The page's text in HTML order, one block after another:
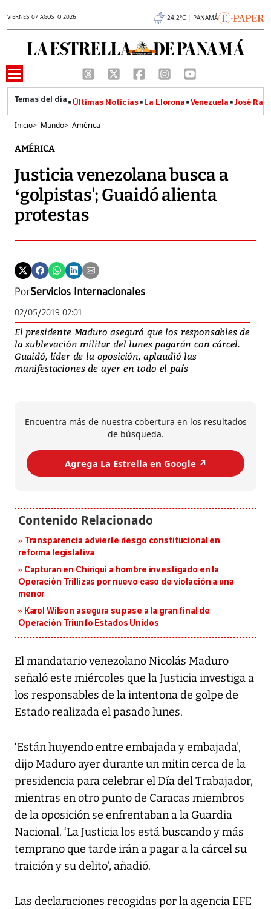
VIERNES 07 AGOSTO 2026 24.2°C | PANAMÁ
Últimas Noticias La Llorona Venezuela José
Inicio> Mundo> América
AMÉRICA
Justicia venezolana busca a
‘golpistas'; Guaidó alienta
protestas
PorServicios Internacionales
02/05/2019 02:01
El presidente Maduro aseguró que los responsables de
la sublevación militar del lunes pagarán con cárcel.
Guaidó, líder de la oposición, aplaudió las
manifestaciones de ayer en todo el país
Encuentra más de nuestra cobertura en los resultados
de búsqueda.
Agrega La Estrella en Google ↗️
Transparencia advierte riesgo constitucional en
reforma legislativa
Capturan en Chiriquí a hombre investigado en la
Operación Trillizas por nuevo caso de violación a una
menor
Karol Wilson asegura su pase a la gran final de
Operación Triunfo Estados Unidos
El mandatario venezolano Nicolás Maduro
señaló este miércoles que la Justicia investiga a
los responsables de la intentona de golpe de
Estado realizada el pasado lunes.
‘Están huyendo entre embajada y embajada',
dijo Maduro ayer durante un mitin cerca de la
presidencia para celebrar el Día del Trabajador,
mientras en otro punto de Caracas miembros
de la oposición se enfrentaban a la Guardia
Nacional. ‘La Justicia los está buscando y más
temprano que tarde irán a pagar a la cárcel su
traición y su delito', añadió.
Las declaraciones recogidas por la agencia EFE